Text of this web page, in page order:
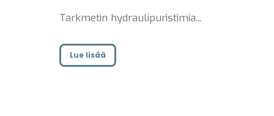
Tarkmetin hydraulipuristimia...
Lue lisää